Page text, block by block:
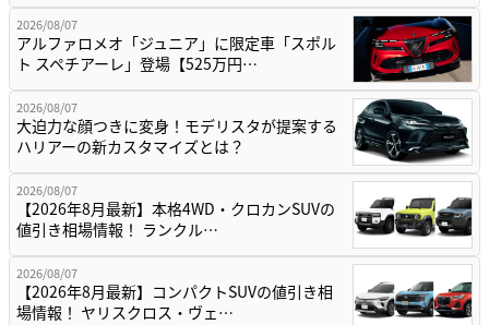
2026/08/07
アルファロメオ「ジュニア」に限定車「スポル
ト スペチアーレ」登場【525万円…
2026/08/07
大迫力な顔つきに変身！モデリスタが提案する
ハリアーの新カスタマイズとは？
2026/08/07
【2026年8月最新】本格4WD・クロカンSUVの
値引き相場情報！ ランクル…
2026/08/07
【2026年8月最新】コンパクトSUVの値引き相
場情報！ ヤリスクロス・ヴェ…